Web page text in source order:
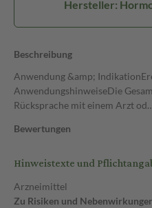
Hersteller:
Beschreibung
Anwendung &amp;
AnwendungshinweiseDie
Rücksprache mit einem Arzt
Bewertungen
Hinweistexte und
Arzneimittel
Zu Risiken und